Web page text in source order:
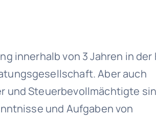
innerhalb von 3 Jahren in der
Aber auch
und Steuerbevollmächtigte
und Aufgaben von